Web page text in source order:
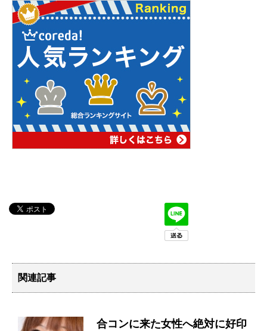
関連記事
合コンに来た女性へ絶対に好印